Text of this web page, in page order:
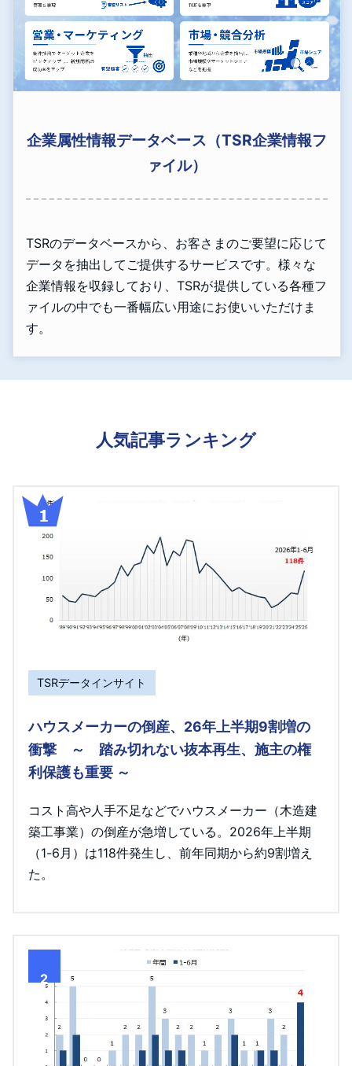
企業属性情報データベース（TSR企業情報フ
ァイル）
TSRのデータベースから、お客さまのご要望に応じて
データを抽出してご提供するサービスです。様々な
企業情報を収録しており、TSRが提供している各種フ
ァイルの中でも一番幅広い用途にお使いいただけま
す。
人気記事ランキング
TSRデータインサイト
ハウスメーカーの倒産、26年上半期9割増の
衝撃 ～ 踏み切れない抜本再生、施主の権
利保護も重要 ～
コスト高や人手不足などでハウスメーカー（木造建
築工事業）の倒産が急増している。2026年上半期
（1-6月）は118件発生し、前年同期から約9割増え
た。
2